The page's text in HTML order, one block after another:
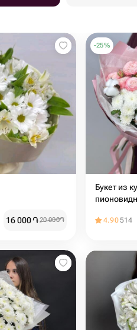
16 000֏20 000֏
-25%
Букет из
4.90514